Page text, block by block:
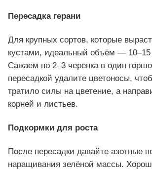
Пересадка герани
Для крупных сортов, которые
кустами, идеальный объём — 10–15
Сажаем по 2–3 черенка в один
пересадкой удалите цветоносы,
тратило силы на цветение, а
корней и листьев.
Подкормки для роста
После пересадки давайте азотные
наращивания зелёной массы.